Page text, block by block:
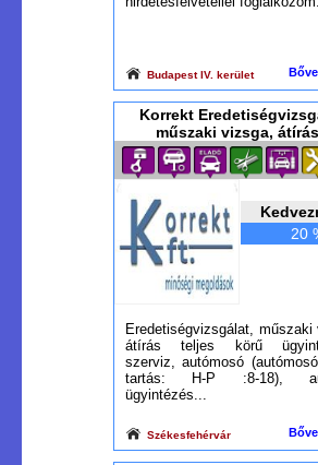
Budapest IV. kerület
Korrekt
műszaki vizsga,
20
Eredetiségvizsgálat, műszaki
átírás teljes körű
szerviz, autómosó
tartás: H-P :8-18),
ügyintézés...
Székesfehérvár